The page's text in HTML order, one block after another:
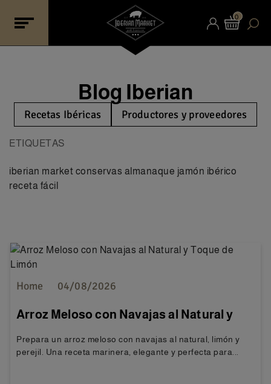
0
Blog Iberian
Recetas Ibéricas Productores y proveedores
ETIQUETAS
iberian market conservas almanaque jamón ibérico
receta fácil
Home 04/08/2026
Arroz Meloso con Navajas al Natural y
Prepara un arroz meloso con navajas al natural, limón y
perejil. Una receta marinera, elegante y perfecta para...